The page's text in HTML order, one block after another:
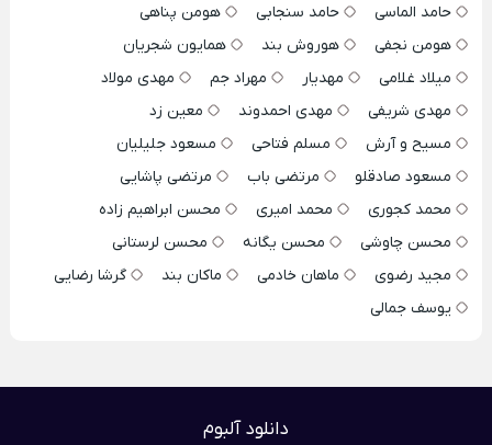
حامد الماسی
حامد سنجابی
هومن پناهی
هومن نجفی
هوروش بند
همایون شجریان
میلاد غلامی
مهدیار مهراد جم
مهدی مولاد
مهدی شریفی
مهدی احمدوند
معین زد
مسیح و آرش
مسلم فتاحی
مسعود جلیلیان
مسعود صادقلو
مرتضی باب
مرتضی پاشایی
محمد کجوری
محمد امیری
محسن ابراهیم زاده
محسن چاوشی
محسن یگانه
محسن لرستانی
مجید رضوی
ماهان خادمی ماکان بند
گرشا رضایی
یوسف جمالی
دانلود آلبوم